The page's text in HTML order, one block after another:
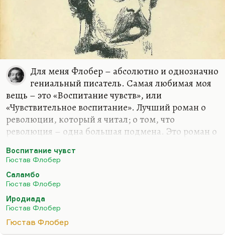
Для меня Флобер – абсолютно и однозначно
гениальный писатель. Самая любимая моя
вещь – это «Воспитание чувств», или
«Чувствительное воспитание». Лучший роман о
революции, который я читал; о том, что
революция – одна большая подмена. Это роман о
именно в момент революции герой не попадает к
идеальной возлюбленной и проводит ночь с
проституткой. Вот революция – это то же самое,
это ночь с проституткой. Хотя ничего не
поделаешь, как писал я в одном недавнем
англоязычном стихотворении: «Follow Russia’s
Revolution, it’s the only solution». В общем, у меня
Воспитание чувст
Гюстав Флобер
Саламбо
Гюстав Флобер
Иродиада
Гюстав Флобер
Гюстав Флобер